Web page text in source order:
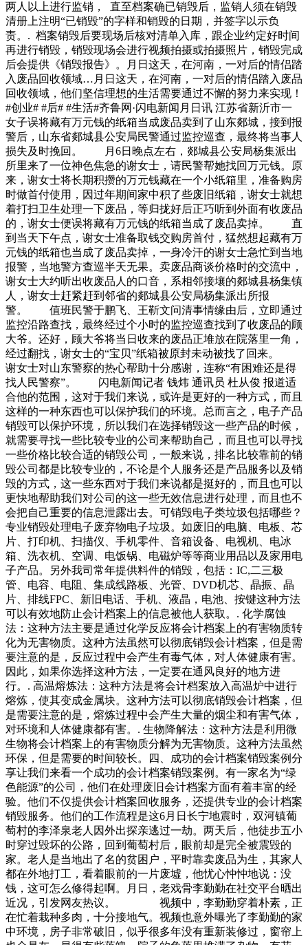
两人以上进行监销， 直至档案确已销毁后，监销人须在销毁
清册上注明“已销毁”的字样和销毁的日期，并签字以示负
责。. 档案销毁后要现场后核对清单入库，跟企业约定好时间
再进行销毁，销毁现场会进行视频拍摄或拍摄照片，销毁完成
后会提供《销毁报告》。月日这天，在河南，一对后的情侣踏
入废品回收领域…月日这天，在河南，一对后的情侣踏入废品
回收领域，他们坚信理想的生活需要通过不懈的努力来实现！
#创业# #后# #生活#齐鲁网·闪电新闻月日讯 江苏省新沂市一
女子误将藏有万元钱的纸箱当成废品卖到了山东郯城，接到报
警后，山东省郯城县公安局民警通过监控巡查，最终将当事人
损失及时挽回。 月6日晚点左右，郯城县公安局杨集派出
所里来了一位神色焦急的谢女士，请民警帮她找回万元钱。原
来，谢女士将长期积攒的万元钱藏在一个小纸箱里，准备购房
时做首付使用，因过年期间家中积了些废旧纸箱，谢女士就想
着打扫卫生处理一下废品，等归拢好后正巧听到外面有收废品
的，谢女士便误将藏有万元钱的纸箱当成了废品卖掉。 直
到当天下午点，谢女士准备取钱交购房首付，猛然想起藏有万
元钱的纸箱也当成了废品卖掉，一身冷汗的谢女士急忙到当地
报警，当地警方查巡半天无果。卖废品商谈价格时的交流中，
谢女士大约听出收废品人的口音，系相邻接壤的郯城县杨集镇
人，谢女士赶紧赶到邻省的郯城县公安局杨集派出所报
警。 值班民警于鹏飞、王靳文问清事情缘由后，立即通过
监控沿路查找，最终经过个小时的监控巡查找到了收废品的顾
大爷。还好，顾大爷将当日收来的废品正堆放在院落里一角，
经过翻找，谢女士的“宝贝”纸箱被原封未动被找了回来。
谢女士对山东警察的热心帮助十分感谢，连称“有困难还是得
找人民警察”。 闪电新闻记者 钱炜 通讯员 杜从俊 报道适
合他的范围，这对于我们来说，或许是更好的一种方式，而且
这样的一种东西也可以保护我们的环境。总而言之，电子产品
销毁可以保护环境，所以我们在选择销毁这一些产品的时候，
就需要寻找一些比较专业的公司来帮助自己，而且也可以寻找
一些价格比较合适的销毁公司，一般来说，排名比较靠前的销
毁公司都是比较专业的，不论是个人服务还是产品服务以及销
毁的方式，这一些东西对于我们来说都是挺好的，而且也可以
更快地帮助我们对公司的这一些无效信息进行处理，而且也不
会把自己重要的信息泄露出去。可销毁电子类垃圾包括哪些？
专业销毁处理电子废弃物电子垃圾。如废旧的电脑、电板、芯
片、打印机、扫描仪、手机零件、音箱设备、电视机、电冰
箱、洗衣机、空调、电饭锅、电磁炉等等商业用品以及家用电
子产品。另外我司常年提供料件的销毁，包括：IC,二三极
管、电容、电阻、集成线路板、光管、DVD机芯、晶振、晶
片、排线FPC、新旧电话、手机、液晶，电池、按键这种方法
可以有效地防止会计档案上的信息被他人获取。. 化学腐蚀
法：这种方法主要是通过化学反应将会计档案上的有害物质转
化为无害物质。这种方法虽然可以彻底销毁会计档案，但是需
要注意的是，反应过程中会产生有毒气体，对人体健康有害。
因此，如果你选择这种方法，一定要在通风良好的地方进
行。. 高温熔炼法：这种方法是将会计档案放入高温炉中进行
熔炼，使其变成金属块。这种方法可以彻底销毁会计档案，但
是需要注意的是，熔炼过程中会产生大量的烟尘和有害气体，
对环境和人体健康都有害。. 生物降解法：这种方法是利用微
生物将会计档案上的有害物质分解为无害物质。这种方法虽然
环保，但是需要的时间较长。四、成功的会计档案销毁案例分
享让我们来看一个成功的会计档案销毁案例。有一家名为“绿
色能源”的公司，他们在处理废旧会计档案方面有着丰富的经
验。他们不仅提供会计档案回收服务，还提供专业的会计档案
销毁服务。他们的工作流程是这6月日长宁地震时，双河镇葡
萄村的李泽泉老人因外出探亲逃过一劫。两天后，他徒步五小
时穿过毁坏的公路，回到葡萄村后，眼前却是完全被震毁的
家。老人是当地出了名的贫困户，平时靠卖废品为生，其家人
都在外地打工，看着眼前的一片废墟，他忧心忡忡地说：没
钱，这可怎么修得起啊。月日，老戏骨李勤勤在社交平台晒出
近况，引发网友热议。 视频中，李勤勤穿着朴素，正
在忙着栽种多肉，十分接地气。视频也意外曝光了李勤勤的家
中环境，房子非常破旧，似乎很多年没有重新装修过，窗帘上